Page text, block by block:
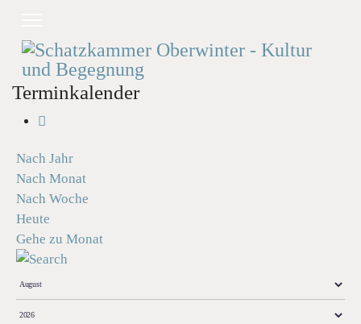
Terminkalender
Nach Jahr
Nach Monat
Nach Woche
Heute
Gehe zu Monat